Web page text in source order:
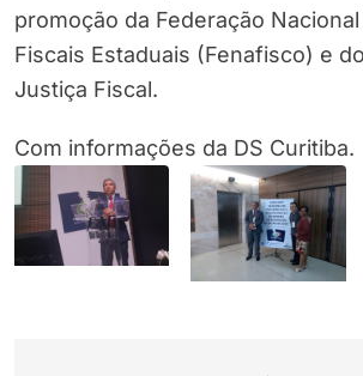
promoção da Federação
Fiscais Estaduais (Fenafisco) e
Justiça Fiscal.
Com informações da DS Curitiba.